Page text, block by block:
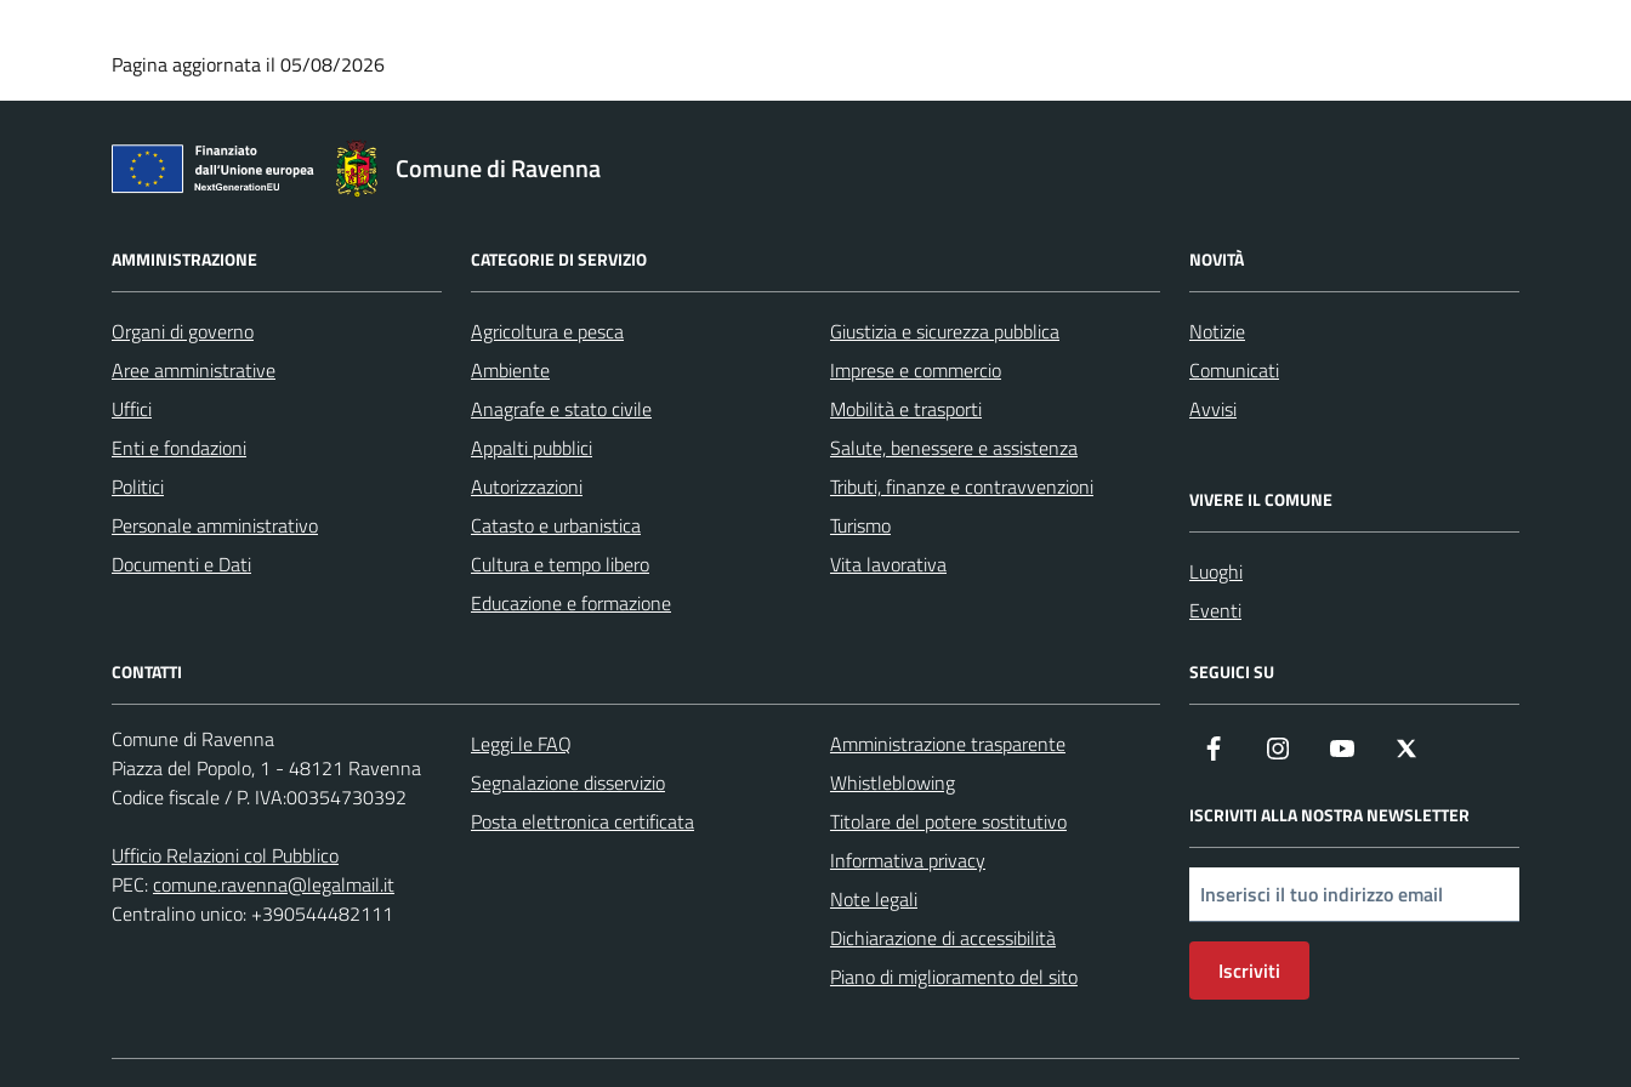
Pagina aggiornata il 05/08/2026
Comune di Ravenna
AMMINISTRAZIONE
Organi di governo
Aree amministrative
Uffici
Enti e fondazioni
Politici
Personale amministrativo
Documenti e Dati
CATEGORIE DI SERVIZIO
Agricoltura e pesca
Ambiente
Anagrafe e stato civile
Appalti pubblici
Autorizzazioni
Catasto e urbanistica
Cultura e tempo libero
Educazione e formazione
Giustizia e sicurezza pubblica
Imprese e commercio
Mobilità e trasporti
Salute, benessere e assistenza
Tributi, finanze e contravvenzioni
Turismo
Vita lavorativa
NOVITÀ
Notizie
Comunicati
Avvisi
VIVERE IL COMUNE
Luoghi
Eventi
CONTATTI
Comune di Ravenna
Piazza del Popolo, 1 - 48121 Ravenna
Codice fiscale / P. IVA:00354730392
Ufficio Relazioni col Pubblico
PEC:comune.ravenna@legalmail.it
Centralino unico: +390544482111
Leggi le FAQ
Segnalazione disservizio
Posta elettronica certificata
Amministrazione trasparente
Whistleblowing
Titolare del potere sostitutivo
Informativa privacy
Note legali
Dichiarazione di accessibilità
Piano di miglioramento del sito
SEGUICI SU
Facebook Instagram YouTube
ISCRIVITI ALLA NOSTRA NEWSLETTER